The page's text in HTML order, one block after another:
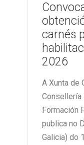
carnés
2026
A Xunta de
Consellería
Formación
publica no
Galicia) do